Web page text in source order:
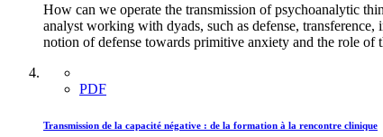
How can we operate the transmission of psychoanalytic
analyst working with dyads, such as defense,
notion of defense towards primitive anxiety and the role of
PDF
Transmission de la capacité négative : de la formation à la rencontre clinique